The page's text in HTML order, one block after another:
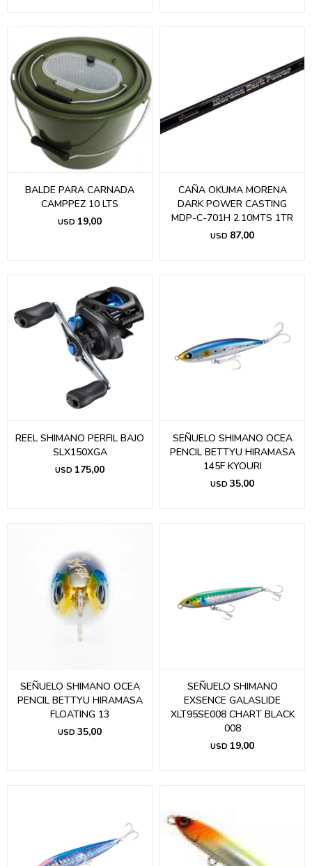
BALDE PARA CARNADA
CAMPPEZ 10 LTS
USD 19,00
CAÑA OKUMA MORENA
DARK POWER CASTING
MDP-C-701H 2.10MTS 1TR
USD 87,00
REEL SHIMANO PERFIL BAJO
SLX150XGA
USD 175,00
SEÑUELO SHIMANO OCEA
PENCIL BETTYU HIRAMASA
145F KYOURI
USD 35,00
SEÑUELO SHIMANO OCEA
PENCIL BETTYU HIRAMASA
FLOATING 13
USD 35,00
SEÑUELO SHIMANO
EXSENCE GALASLIDE
XLT95SE008 CHART BLACK
008
USD 19,00